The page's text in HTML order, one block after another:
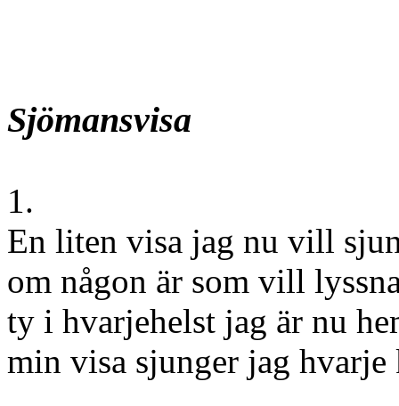
Sjömansvisa
1.
En liten visa jag nu vill
om någon är som vill
ty i hvarjehelst jag är nu
min visa sjunger jag